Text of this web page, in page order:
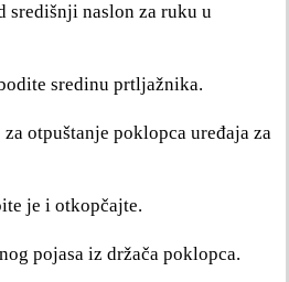
središnji naslon za ruku u
sredinu prtljažnika.
otpuštanje poklopca uređaja za
je i otkopčajte.
pojasa iz držača poklopca.